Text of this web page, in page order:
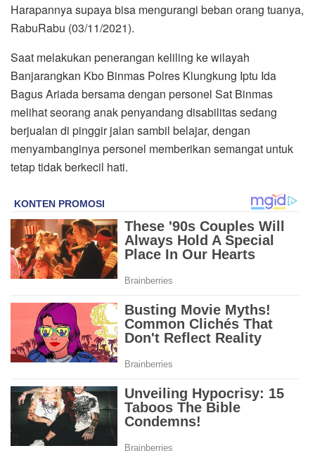
Harapannya supaya bisa mengurangi beban orang tuanya,
RabuRabu (03/11/2021).
Saat melakukan penerangan keliling ke wilayah
Banjarangkan Kbo Binmas Polres Klungkung Iptu Ida
Bagus Ariada bersama dengan personel Sat Binmas
melihat seorang anak penyandang disabilitas sedang
berjualan di pinggir jalan sambil belajar, dengan
menyambanginya personel memberikan semangat untuk
tetap tidak berkecil hati.